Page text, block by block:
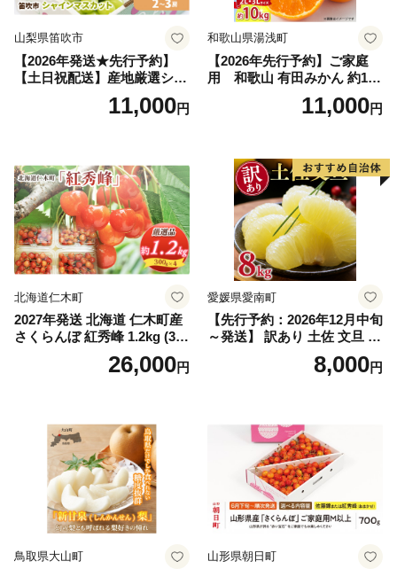
山梨県笛吹市
【2026年発送★先行予約】
【土日祝配送】産地厳選シャ
インマスカット1.2kg～1.3kg
（2房～3房）※沖縄・離島配
笛吹市 山梨県 フルーツ 果物
ぶどう 葡萄 大粒 シャインマ
スカット おすすめ シャイン
マスカット 贈答 ギフト 産地
笛吹市 シャインマスカット
笛吹 葡萄 国産 ぶどう 人気
国産 1.2kg 先行｜
11,000円
和歌山県湯浅町
【2026年先行予約】ご家庭
用 和歌山 有田みかん 約10k
g (2L、3Lサイズ)【湯浅町】
11,000円
北海道仁木町
2027年発送 北海道 仁木町産
さくらんぼ 紅秀峰 1.2kg (300
g×4パック) Lサイズ以上 旬
桜桃 産地直送 サクランボ チ
26,000円
愛媛県愛南町
【先行予約：2026年12月中旬
～発送】 訳あり 土佐 文旦 8k
g (Mサイズ以上サイズミック
ス) 8000円 わけあり ぶんた
産 農家直送 期間限定 特産品
サイズミックス くらもとフ
ァーム 愛南町 愛媛県
8,000円
鳥取県大山町 山形県朝日町